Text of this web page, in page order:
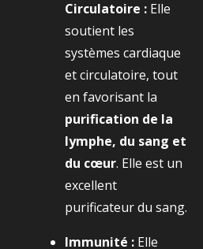
Circulatoire : Elle
soutient les
systèmes cardiaque
et circulatoire, tout
en favorisant la
purification de la
lymphe, du sang et
du cœur. Elle est un
excellent
purificateur du sang.
Immunité : Elle